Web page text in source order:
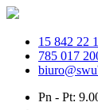
15 842 22
785 017
Pn - Pt: